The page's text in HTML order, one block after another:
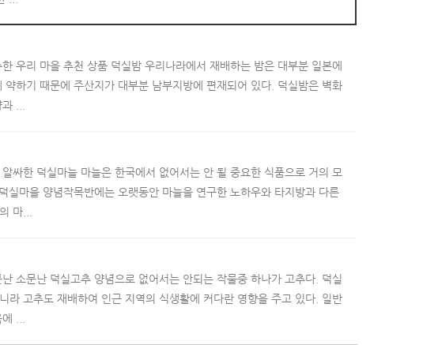
우리 마을 추천 상품 덕실밤 우리나라에서 재배하는 밤은 대부분 일본에
약하기 때문에 주산지가 대부분 남부지방에 편재되어 있다. 덕실밤은 벽화
...
싸한 덕실마늘 마늘은 한국에서 없어서는 안 될 중요한 식품으로 거의 모
실마을 양념작목반에는 오랫동안 마늘을 연구한 노하우와 타지방과 다른
마...
소문난 덕실고추 양념으로 없어서는 안되는 작물중 하나가 고추다. 덕실
라 고추도 재배하여 인근 지역의 식생활에 커다란 영향을 주고 있다. 일반
...